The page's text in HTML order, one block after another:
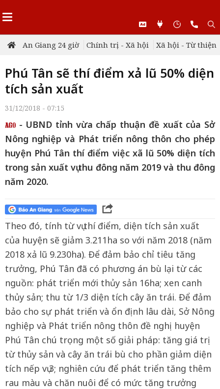
An Giang 24 giờ Chính trị - Xã hội Xã hội - Từ thiện
Phú Tân sẽ thí điểm xả lũ 50% diện
tích sản xuất
31/12/2018 - 07:15
- UBND tỉnh vừa chấp thuận đề xuất của Sở
Nông nghiệp và Phát triển nông thôn cho phép
huyện Phú Tân thí điểm việc xã lũ 50% diện tích
trong sản xuất vụ thu đông năm 2019 và thu đông
năm 2020.
Theo đó, tính từ vụ thí điểm, diện tích sản xuất
của huyện sẽ giảm 3.211ha so với năm 2018 (năm
2018 xả lũ 9.230ha). Để đảm bảo chỉ tiêu tăng
trưởng, Phú Tân đã có phương án bù lại từ các
nguồn: phát triển mới thủy sản 16ha; xen canh
thủy sản; thu từ 1/3 diện tích cây ăn trái. Để đảm
bảo cho sự phát triển và ổn định lâu dài, Sở Nông
nghiệp và Phát triển nông thôn đề nghị huyện
Phú Tân chú trọng một số giải pháp: tăng giá trị
từ thủy sản và cây ăn trái bù cho phần giảm diện
tích nếp vụ 3; nghiên cứu để phát triển tăng thêm
rau màu và chăn nuôi để có mức tăng trưởng